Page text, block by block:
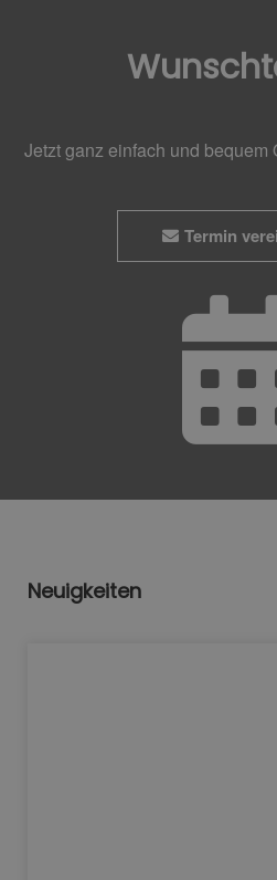
Jetzt ganz einfach und bequem
Termin
Neuigkeiten